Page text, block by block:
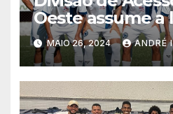
Oeste assume a
confira os
rodada
MAIO 26, 2024 ANDRÉ